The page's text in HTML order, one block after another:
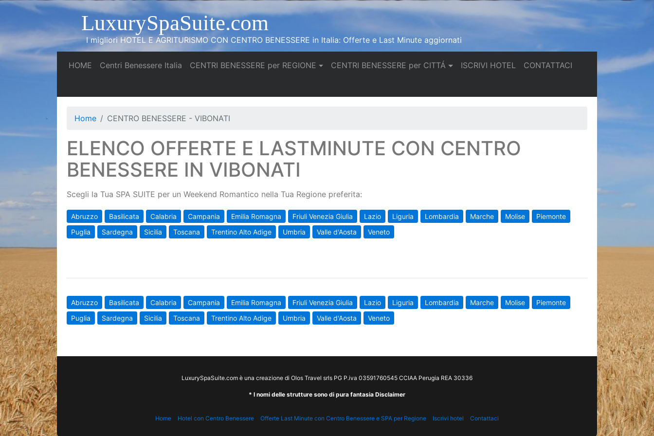
LuxurySpaSuite.com
I migliori HOTEL E AGRITURISMO CON CENTRO BENESSERE in Italia: Offerte e Last Minute aggiornati
HOME (current)
Centri Benessere Italia (current)
CENTRI BENESSERE per REGIONE CENTRI BENESSERE per CITTÁ ISCRIVI HOTEL(current)
CONTATTACI(current)
Home CENTRO BENESSERE - VIBONATI
ELENCO OFFERTE E LASTMINUTE CON CENTRO
BENESSERE IN VIBONATI
Scegli la Tua SPA SUITE per un Weekend Romantico nella Tua Regione preferita:
Abruzzo Basilicata Calabria Campania Emilia Romagna Friuli Venezia Giulia Lazio Liguria Lombardia Marche Molise
Piemonte
Puglia
Sardegna Sicilia Toscana Trentino Alto Adige Umbria Valle d'Aosta Veneto
Abruzzo Basilicata Calabria Campania Emilia Romagna Friuli Venezia Giulia Lazio Liguria Lombardia Marche Molise
Piemonte
Puglia
Sardegna Sicilia Toscana Trentino Alto Adige Umbria Valle d'Aosta Veneto
LuxurySpaSuite.com è una creazione di Olos Travel srls PG P.iva 03591760545 CCIAA Perugia REA 30336
* I nomi delle strutture sono di pura fantasia Disclaimer
Home Hotel con Centro Benessere Offerte Last Minute con Centro Benessere e SPA per Regione Iscrivi hotel Contattaci